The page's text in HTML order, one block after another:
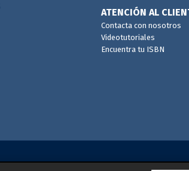
ATENCIÓN AL
Contacta con nosotros
Videotutoriales
Encuentra tu ISBN